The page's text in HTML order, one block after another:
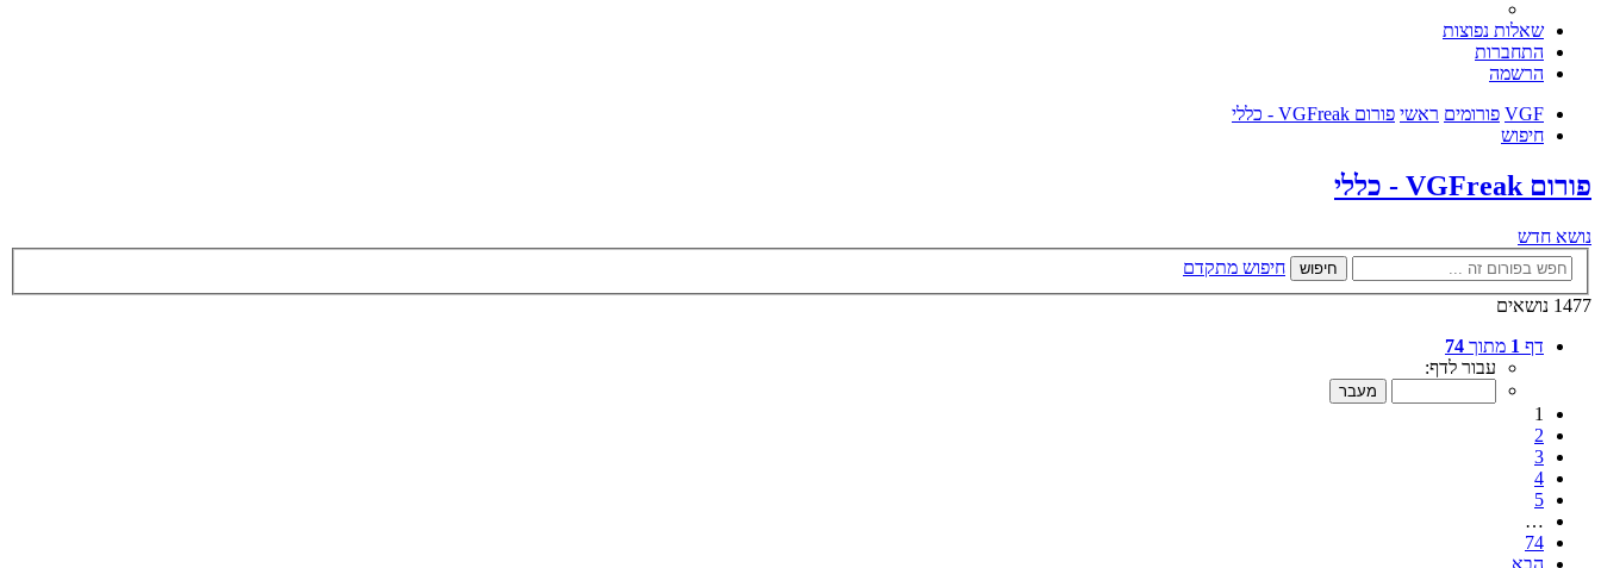
שאלות נפוצות
התחברות
הרשמה
VGF פורומים ראשי פורום VGFreak - כללי
חיפוש
פורום VGFreak - כללי
נושא חדש
חיפוש
חיפוש מתקדם
1477 נושאים
דף 1 מתוך 74
עבור לדף:
1
2
3
4
5
…
74